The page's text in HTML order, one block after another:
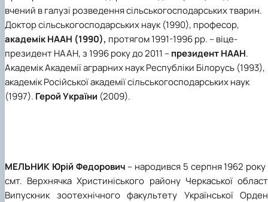
вчений в галузі розведення сільськогосподарських тварин.
Доктор сільськогосподарських наук (1990), професор,
академік НААН (1990), протягом 1991-1996 рр. – віце-
президент НААН, з 1996 року до 2011 –президент НААН.
Академік Академії аграрних наук Республіки Білорусь (1993),
академік Російської академії сільськогосподарських наук
(1997). Герой України (2009).
МЕЛЬНИК Юрій Федорович – народився 5 серпня 1962 року
смт. Верхнячка Христиніського району Черкаської
Випускник зоотехнічного факультету Української